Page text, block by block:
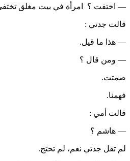
— اختفت ؟ امرأة في بيت مغلق
قالت جدتي :
— هذا ما قيل.
— ومن قال ؟
صمتت.
فهمنا.
قالت أمي :
— هاشم ؟
لم تقل جدتي نعم، لم تحتج.